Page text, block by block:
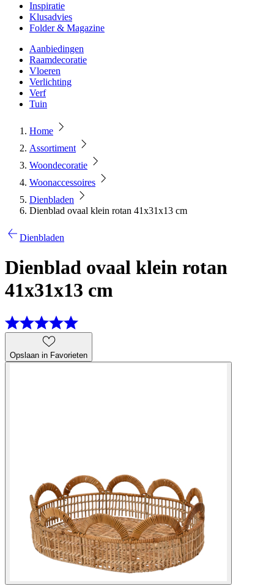
Inspiratie
Klusadvies
Folder & Magazine
Aanbiedingen
Raamdecoratie
Vloeren
Verlichting
Verf
Tuin
Home
Assortiment
Woondecoratie
Woonaccessoires
Dienbladen
Dienblad ovaal klein rotan 41x31x13 cm
Dienbladen
Dienblad ovaal klein rotan
41x31x13 cm
Opslaan in Favorieten